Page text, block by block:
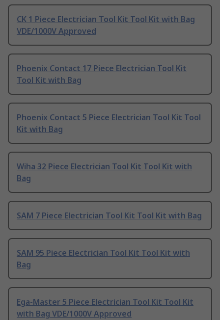
CK 1 Piece Electrician Tool Kit Tool Kit with Bag
VDE/1000V Approved
Phoenix Contact 17 Piece Electrician Tool Kit
Tool Kit with Bag
Phoenix Contact 5 Piece Electrician Tool Kit Tool
Kit with Bag
Wiha 32 Piece Electrician Tool Kit Tool Kit with
Bag
SAM 7 Piece Electrician Tool Kit Tool Kit with Bag
SAM 95 Piece Electrician Tool Kit Tool Kit with
Bag
Ega-Master 5 Piece Electrician Tool Kit Tool Kit
with Bag VDE/1000V Approved